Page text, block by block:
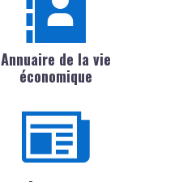
Annuaire de la vie
économique